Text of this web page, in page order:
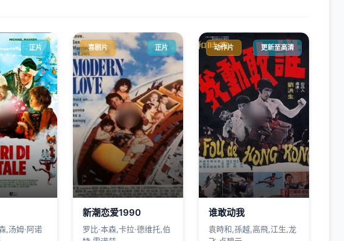
正片
,汤姆·阿诺
喜剧片 正片
新潮恋爱1990
罗比·本森,卡拉·德维托,伯
动作片 更新至高清
谁敢动我
袁時和,孫越,高飛,江生,龙